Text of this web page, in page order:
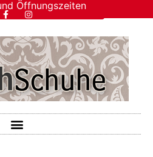
Öffnungszeiten